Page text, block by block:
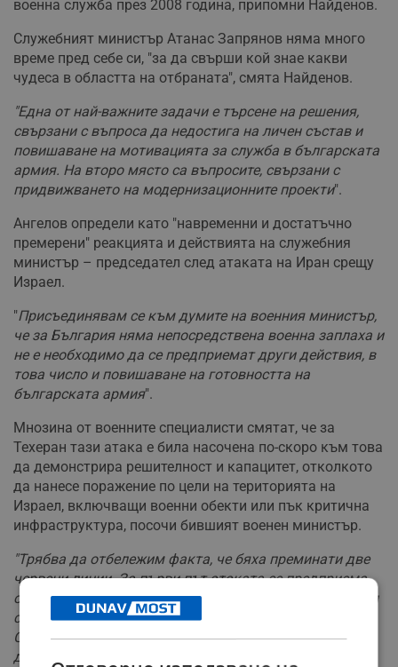
военна служба през 2008 година, припомни Найденов.
Служебният министър Атанас Запрянов няма много
време пред себе си, "за да свърши кой знае какви
чудеса в областта на отбраната", смята Найденов.
"Една от най-важните задачи е търсене на решения,
свързани с въпроса да недостига на личен състав и
повишаване на мотивацията за служба в българската
армия. На второ място са въпросите, свързани с
придвижването на модернизационните проекти".
Ангелов определи като "навременни и достатъчно
премерени" реакцията и действията на служебния
министър – председател след атаката на Иран срещу
Израел.
"Присъединявам се към думите на военния министър,
че за България няма непосредствена военна заплаха и
не е необходимо да се предприемат други действия, в
това число и повишаване на готовността на
българската армия".
Мнозина от военните специалисти смятат, че за
Техеран тази атака е била насочена по-скоро към това
да демонстрира решителност и капацитет, отколкото
да нанесе поражение по цели на територията на
Израел, включващи военни обекти или пък критична
инфраструктура, посочи бившият военен министър.
"Трябва да отбележим факта, че бяха преминати две
червени линии. За първи път атаката се предприема
от територията на Иран. Досега атаките срещу Израел
се осъществяваха от иранските проксита в Ирак,
Сирия, Ливан и Йемен. За първи път се атакува и
държава, която по всички оценки притежава ядрен